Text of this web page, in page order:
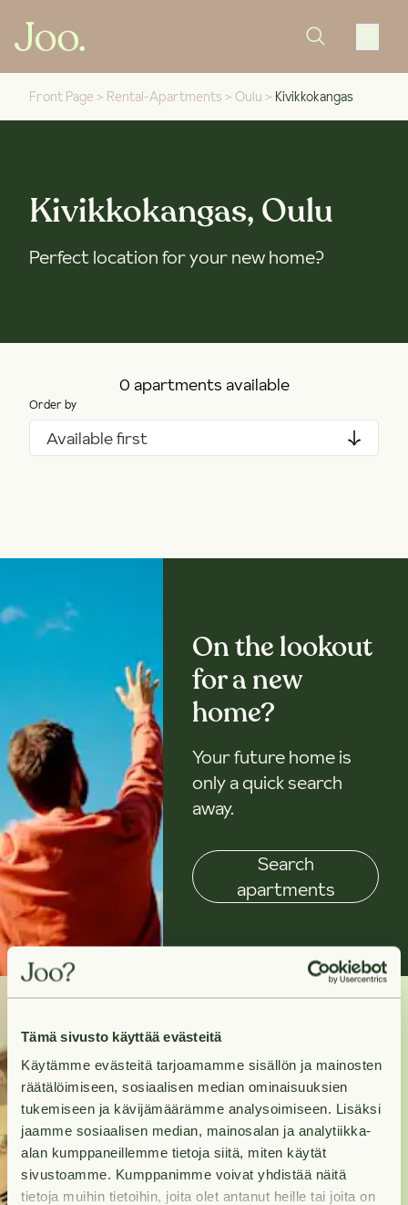
Tämä sivusto käyttää evästeitä
Käytämme evästeitä tarjoamamme sisällön ja mainosten
räätälöimiseen, sosiaalisen median ominaisuuksien
tukemiseen ja kävijämäärämme analysoimiseen. Lisäksi
jaamme sosiaalisen median, mainosalan ja analytiikka-
alan kumppaneillemme tietoja siitä, miten käytät
sivustoamme. Kumppanimme voivat yhdistää näitä
tietoja muihin tietoihin, joita olet antanut heille tai joita on
Front Page > Rental-Apartments > Oulu > Kivikkokangas
Kivikkokangas, Oulu
Perfect location for your new home?
0 apartments available
Order by
Available first
On the lookout
for a new
home?
Your future home is
only a quick search
away.
Search
apartments
Need help?
Contact us and we will
help you move in to
your new home as
swiftly as possible.